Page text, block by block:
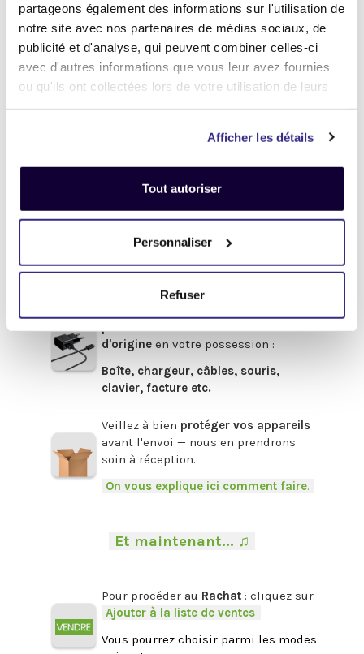
partageons également des informations sur l'utilisation de
notre site avec nos partenaires de médias sociaux, de
publicité et d'analyse, qui peuvent combiner celles-ci
avec d'autres informations que vous leur avez fournies
ou qu'ils ont collectées lors de votre utilisation de leurs
Afficher les détails
Tout autoriser
Personnaliser
Refuser
Et maintenant... ♫
Définir l'état de votre produit
Désactivezvotre compteiCloud
(iPhone, iPad, iMac) ou
(valable pour tous les appareils).
Pour obtenir de l'aide,cliquez-ici
d'origine en votre possession :
Boîte, chargeur, câbles, souris,
clavier, facture etc.
Veillez à bien protéger vos appareils
avant l'envoi — nous en prendrons
soin à réception.
On vous explique ici comment faire.
Et maintenant... ♫
Pour procéder au Rachat : cliquez sur
Ajouter à la liste de ventes
Vous pourrez choisir parmi les modes